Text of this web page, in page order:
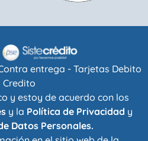
entrega - Tarjetas Debito
Credito
y estoy de acuerdo con los
y la Política de Privacidad y
Datos Personales.